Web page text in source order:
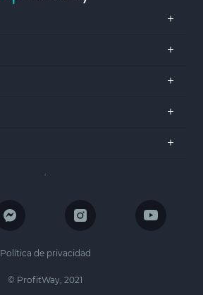
.
Política de privacidad
© ProfitWay, 2021